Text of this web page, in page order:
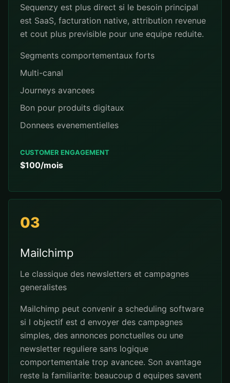
Sequenzy est plus direct si le besoin principal
est SaaS, facturation native, attribution revenue
et cout plus previsible pour une equipe reduite.
Segments comportementaux forts
Multi-canal
Journeys avancees
Bon pour produits digitaux
Donnees evenementielles
CUSTOMER ENGAGEMENT
$100/mois
03
Mailchimp
Le classique des newsletters et campagnes
generalistes
Mailchimp peut convenir a scheduling software
si l objectif est d envoyer des campagnes
simples, des annonces ponctuelles ou une
newsletter reguliere sans logique
comportementale trop avancee. Son avantage
reste la familiarite: beaucoup d equipes savent